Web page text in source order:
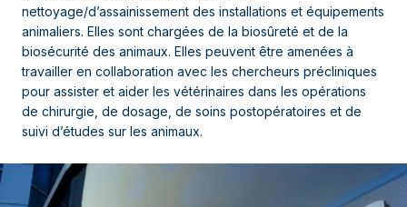
nettoyage/d’assainissement des installations et équipements
animaliers. Elles sont chargées de la biosûreté et de la
biosécurité des animaux. Elles peuvent être amenées à
travailler en collaboration avec les chercheurs précliniques
pour assister et aider les vétérinaires dans les opérations
de chirurgie, de dosage, de soins postopératoires et de
suivi d’études sur les animaux.